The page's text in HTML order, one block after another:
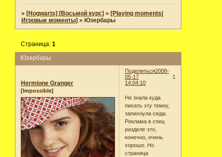
» [Hogwarts] [Восьмой курс] » [Playing moments|
Игровые моменты] » Юзербары
Юзербары
Страница:1
Поделиться
1
2008-
05-17
14:04:10
Hermione Granger
[Impossible]
Не знала куда
пихать эту темку,
запихнула сюда.
Реклама в спец
разделе это,
конечно, очень
хорошо. Но
страница